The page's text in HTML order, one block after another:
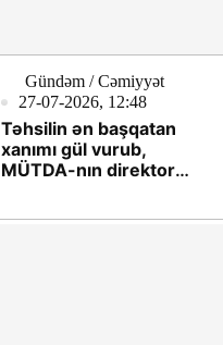
Gündəm / Cəmiyyət
27-07-2026, 12:48
Təhsilin ən başqatan
xanımı gül vurub,
MÜTDA-nın direktor